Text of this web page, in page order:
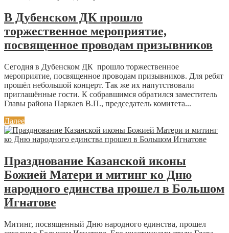
В Дубенском ДК прошло
торжественное мероприятие,
посвященное проводам призывников
Сегодня в Дубенском ДК прошло торжественное
мероприятие, посвященное проводам призывников. Для ребят
прошёл небольшой концерт. Так же их напутствовали
приглашённые гости. К собравшимся обратился заместитель
Главы района Паркаев В.П., председатель комитета...
Далее
Празднование Казанской иконы
Божией Матери и митинг ко Дню
народного единства прошел в Большом
Игнатове
Митинг, посвященный Дню народного единства, прошел